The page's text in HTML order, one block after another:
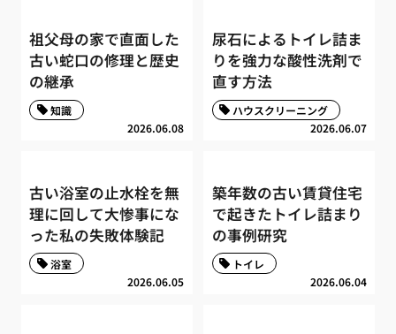
祖父母の家で直面した
古い蛇口の修理と歴史
の継承
2026.06.08
知識
尿石によるトイレ詰ま
りを強力な酸性洗剤で
直す方法
2026.06.07
ハウスクリーニング
古い浴室の止水栓を無
理に回して大惨事にな
った私の失敗体験記
2026.06.05
浴室
築年数の古い賃貸住宅
で起きたトイレ詰まり
の事例研究
2026.06.04
トイレ